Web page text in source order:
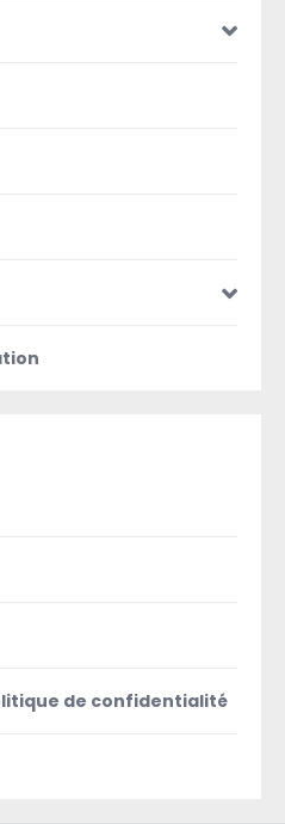
de confidentialité